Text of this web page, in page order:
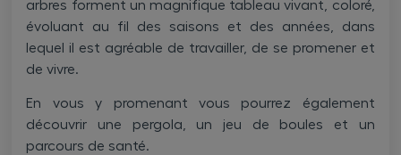
arbres forment un magnifique tableau vivant, coloré,
évoluant au fil des saisons et des années, dans
lequel il est agréable de travailler, de se promener et
de vivre.
En vous y promenant vous pourrez également
découvrir une pergola, un jeu de boules et un
parcours de santé.